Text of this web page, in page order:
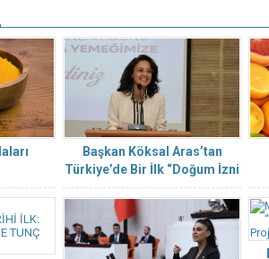
Başkan Köksal Aras’tan
Türkiye’de Bir İlk “Doğum İzni
6 Aya Çıkıyor”